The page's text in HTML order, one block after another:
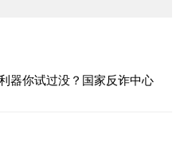
器你试过没？国家反诈中心